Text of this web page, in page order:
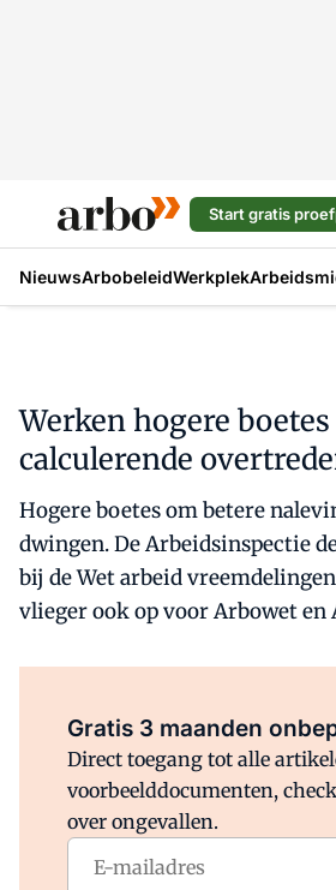
Start gratis
NieuwsArbobeleidWerkplek
Werken hogere
calculerende
Hogere boetes om betere
dwingen. De Arbeidsinspectie
bij de Wet arbeid
vlieger ook op voor Arbowet en
Gratis 3 maanden
Direct toegang tot alle
voorbeelddocumenten,
over ongevallen.